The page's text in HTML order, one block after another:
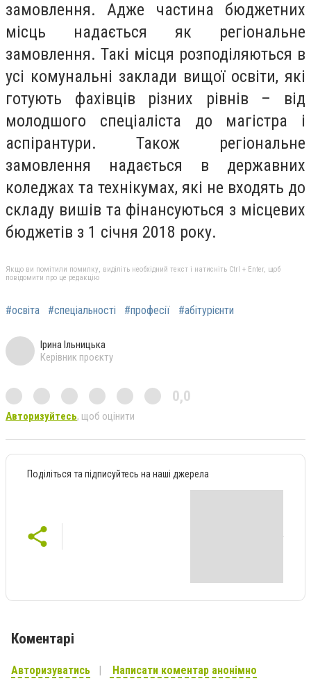
замовлення. Адже частина бюджетних
місць надається як регіональне
замовлення. Такі місця розподіляються в
усі комунальні заклади вищої освіти, які
готують фахівців різних рівнів – від
молодшого спеціаліста до магістра і
аспірантури. Також регіональне
замовлення надається в державних
коледжах та технікумах, які не входять до
складу вишів та фінансуються з місцевих
бюджетів з 1 січня 2018 року.
Якщо ви помітили помилку, виділіть необхідний текст і натисніть Ctrl + Enter, щоб
повідомити про це редакцію
#освіта #спеціальності #професії #абітурієнти
Ірина Ільницька
Керівник проєкту
0,0
Авторизуйтесь, щоб оцінити
Поділіться та підписуйтесь на наші джерела
Коментарі
Авторизуватись Написати коментар анонімно